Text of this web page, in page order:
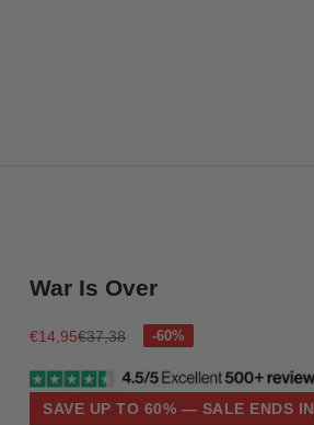
War Is Over
Precio de oferta
€14,95Precio normal
€37,38
SAVE UP TO 60% — SALE ENDS IN